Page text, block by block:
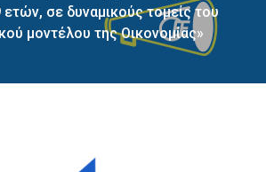
σε δυναμικούς τομείς του
μοντέλου της Οικονομίας»